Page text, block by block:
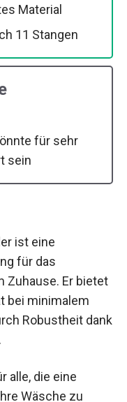
Material
11 Stangen
für sehr
sein
ist eine
für das
Zuhause. Er bietet
bei minimalem
Robustheit dank
alle, die eine
Wäsche zu